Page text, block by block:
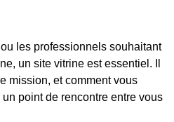
les professionnels souhaitant
un site vitrine est essentiel. Il
mission, et comment vous
point de rencontre entre vous